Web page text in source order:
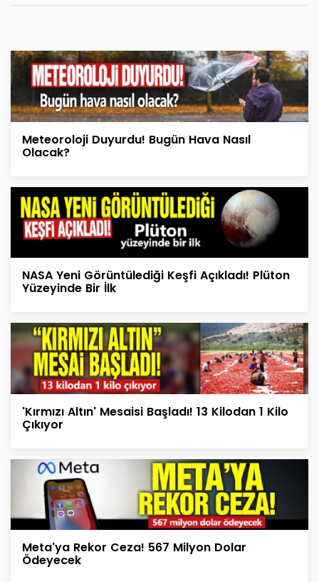
Meteoroloji Duyurdu! Bugün Hava Nasıl
Olacak?
NASA Yeni Görüntülediği Keşfi Açıkladı! Plüton
Yüzeyinde Bir İlk
'Kırmızı Altın' Mesaisi Başladı! 13 Kilodan 1 Kilo
Çıkıyor
Meta'ya Rekor Ceza! 567 Milyon Dolar
Ödeyecek